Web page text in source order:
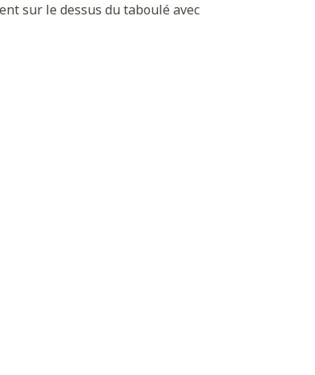
sur le dessus du taboulé avec